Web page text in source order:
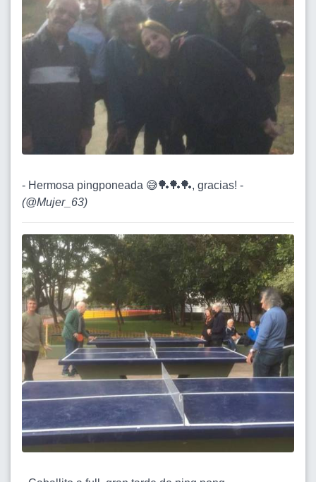
- Hermosa pingponeada 😅🏓🏓🏓, gracias! -
(@Mujer_63)